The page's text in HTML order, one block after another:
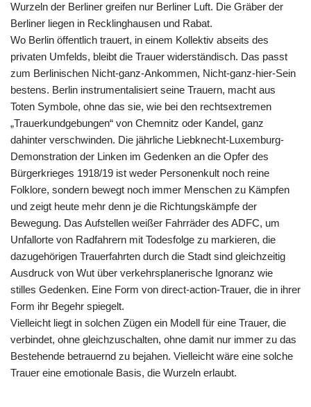
Wurzeln der Berliner greifen nur Berliner Luft. Die Gräber der
Berliner liegen in Recklinghausen und Rabat.
Wo Berlin öffentlich trauert, in einem Kollektiv abseits des
privaten Umfelds, bleibt die Trauer widerständisch. Das passt
zum Berlinischen Nicht-ganz-Ankommen, Nicht-ganz-hier-Sein
bestens. Berlin instrumentalisiert seine Trauern, macht aus
Toten Symbole, ohne das sie, wie bei den rechtsextremen
„Trauerkundgebungen“ von Chemnitz oder Kandel, ganz
dahinter verschwinden. Die jährliche Liebknecht-Luxemburg-
Demonstration der Linken im Gedenken an die Opfer des
Bürgerkrieges 1918/19 ist weder Personenkult noch reine
Folklore, sondern bewegt noch immer Menschen zu Kämpfen
und zeigt heute mehr denn je die Richtungskämpfe der
Bewegung. Das Aufstellen weißer Fahrräder des ADFC, um
Unfallorte von Radfahrern mit Todesfolge zu markieren, die
dazugehörigen Trauerfahrten durch die Stadt sind gleichzeitig
Ausdruck von Wut über verkehrsplanerische Ignoranz wie
stilles Gedenken. Eine Form von direct-action-Trauer, die in ihrer
Form ihr Begehr spiegelt.
Vielleicht liegt in solchen Zügen ein Modell für eine Trauer, die
verbindet, ohne gleichzuschalten, ohne damit nur immer zu das
Bestehende betrauernd zu bejahen. Vielleicht wäre eine solche
Trauer eine emotionale Basis, die Wurzeln erlaubt.